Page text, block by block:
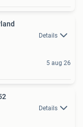
Details
5 aug 26
Details